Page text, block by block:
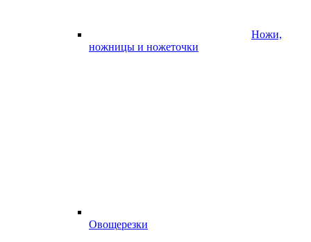
Ножи,
ножницы и ножеточки
Овощерезки